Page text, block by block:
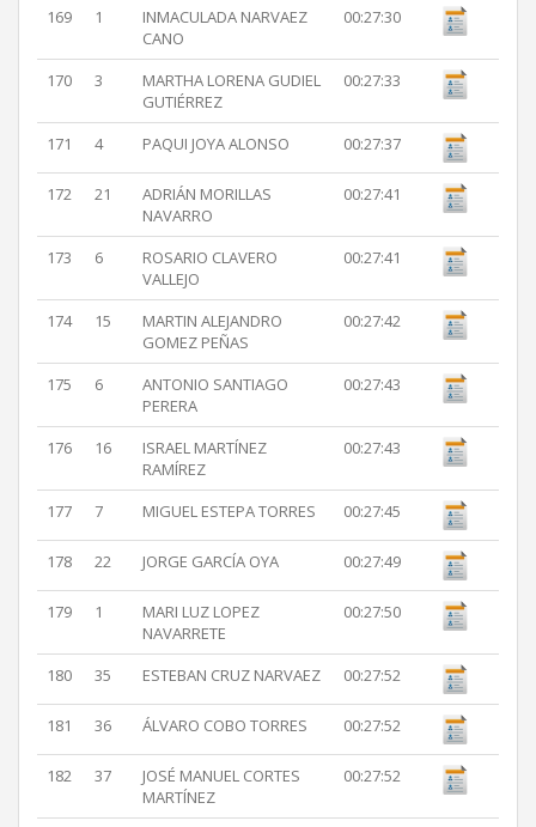
169 1
INMACULADA NARVAEZ
CANO
00:27:30
170 3
MARTHA LORENA GUDIEL
GUTIÉRREZ
00:27:33
171 4 PAQUI JOYA ALONSO 00:27:37
172 21
ADRIÁN MORILLAS
NAVARRO
00:27:41
173 6
ROSARIO CLAVERO
VALLEJO
00:27:41
174 15
MARTIN ALEJANDRO
GOMEZ PEÑAS
00:27:42
175 6
ANTONIO SANTIAGO
PERERA
00:27:43
176 16
ISRAEL MARTÍNEZ
RAMÍREZ
00:27:43
177 7 MIGUEL ESTEPA TORRES 00:27:45
178 22 JORGE GARCÍA OYA 00:27:49
179 1
MARI LUZ LOPEZ
NAVARRETE
00:27:50
180 35 ESTEBAN CRUZ NARVAEZ 00:27:52
181 36 ÁLVARO COBO TORRES 00:27:52
182 37
JOSÉ MANUEL CORTES
MARTÍNEZ
00:27:52